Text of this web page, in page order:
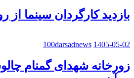
بازدید کارگردان سینما از
100darsadnews 1405-05-02
زورخانه شهدای گمنام